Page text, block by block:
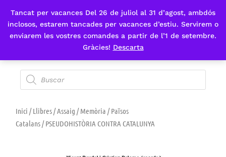
Tancat per vacances Del 26 de juliol al 31 d’agost, ambdós
inclosos, estarem tancades per vacances d’estiu. Servirem o
enviarem les vostres comandes a partir de l’1 de setembre.
Gràcies! Descarta
Fes-te'n sòcia
Inici /Llibres/Assaig /Memòria /Països
Catalans/ PSEUDOHISTÒRIA CONTRA CATALUNYA